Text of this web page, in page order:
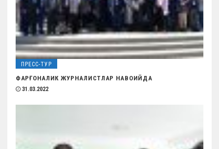
ПРЕСС-ТУР
ФАРҒОНАЛИК ЖУРНАЛИСТЛАР НАВОИЙДА
31.03.2022